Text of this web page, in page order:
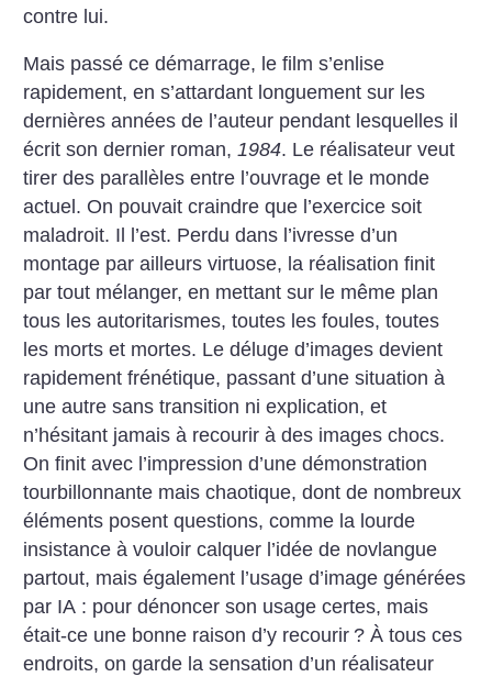
contre lui.
Mais passé ce démarrage, le film s’enlise
rapidement, en s’attardant longuement sur les
dernières années de l’auteur pendant lesquelles il
écrit son dernier roman,1984. Le réalisateur veut
tirer des parallèles entre l’ouvrage et le monde
actuel. On pouvait craindre que l’exercice soit
maladroit. Il l’est. Perdu dans l’ivresse d’un
montage par ailleurs virtuose, la réalisation finit
par tout mélanger, en mettant sur le même plan
tous les autoritarismes, toutes les foules, toutes
les morts et mortes. Le déluge d’images devient
rapidement frénétique, passant d’une situation à
une autre sans transition ni explication, et
n’hésitant jamais à recourir à des images chocs.
On finit avec l’impression d’une démonstration
tourbillonnante mais chaotique, dont de nombreux
éléments posent questions, comme la lourde
insistance à vouloir calquer l’idée de novlangue
partout, mais également l’usage d’image générées
par IA : pour dénoncer son usage certes, mais
était-ce une bonne raison d’y recourir ? À tous ces
endroits, on garde la sensation d’un réalisateur